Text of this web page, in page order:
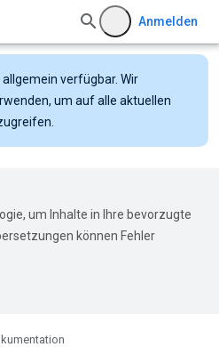
Anmelden
verfügbar. Wir
um auf alle aktuellen
um Inhalte in Ihre bevorzugte
können Fehler